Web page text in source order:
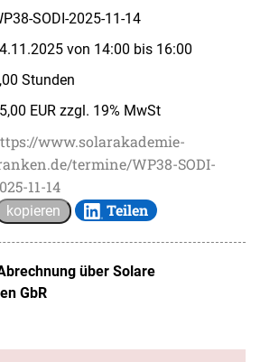
SODI-2025-11-14
von 14:00 bis 16:00
Stunden
EUR zzgl. 19% MwSt
www.solarakademie-
termine/WP38-SODI-
11-14
kopieren Teilen
über Solare
GbR